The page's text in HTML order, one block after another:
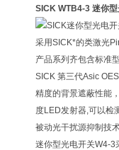
SICK WTB4-3 迷你
采用SICK*的类激光
产品系列齐包含标准
SICK 第三代Asic
精度的背景遮蔽性能
度LED发射器,可以检
被动光干扰源抑制技
迷你型光电开关W4-3